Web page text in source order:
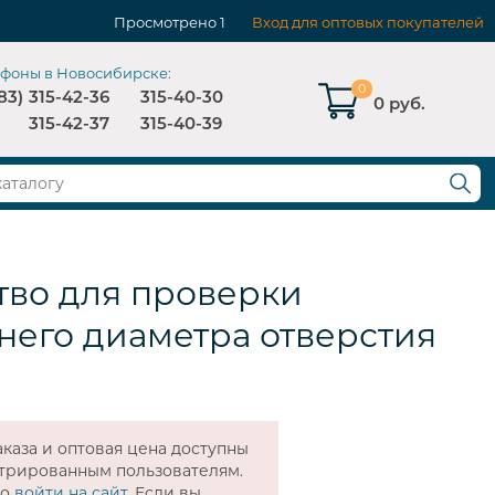
Просмотрено1 Вход для оптовых покупателей
0
0 руб.
в Новосибирске:
315-42-36
315-40-30
315-42-37
315-40-39
для проверки
диаметра отверстия
и оптовая цена доступны
пользователям.